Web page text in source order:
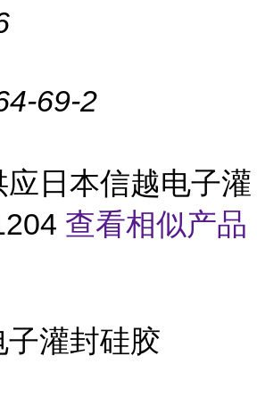
69-2
应日本信越电子灌
查看相似产品
灌封硅胶